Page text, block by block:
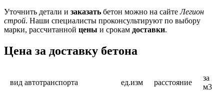
Уточнить детали и заказать бетон можно на сайтеЛегион
строй. Наши специалисты проконсультируют по выбору
марки, рассчитанной цены и срокам доставки.
Цена за доставку бетона
вид автотранспорта ед.изм расстояние
за
м3